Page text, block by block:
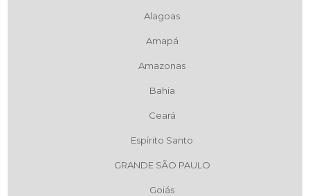
Alagoas
Amapá
Amazonas
Bahia
Ceará
Espírito Santo
GRANDE SÃO PAULO
Goiás